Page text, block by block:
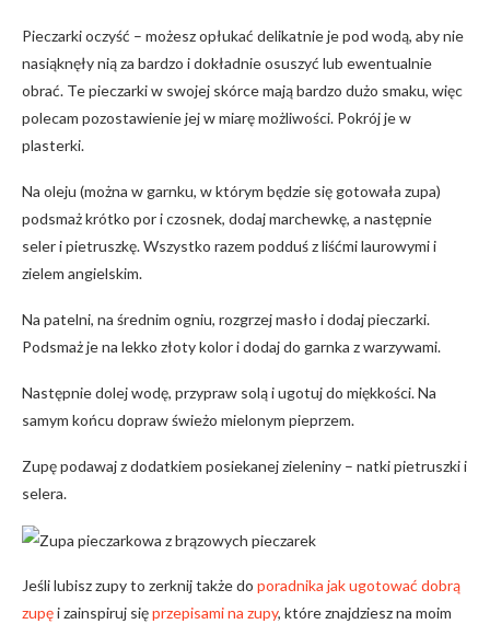
Pieczarki oczyść – możesz opłukać delikatnie je pod wodą, aby nie
nasiąknęły nią za bardzo i dokładnie osuszyć lub ewentualnie
obrać. Te pieczarki w swojej skórce mają bardzo dużo smaku, więc
polecam pozostawienie jej w miarę możliwości. Pokrój je w
plasterki.
Na oleju (można w garnku, w którym będzie się gotowała zupa)
podsmaż krótko por i czosnek, dodaj marchewkę, a następnie
seler i pietruszkę. Wszystko razem podduś z liśćmi laurowymi i
zielem angielskim.
Na patelni, na średnim ogniu, rozgrzej masło i dodaj pieczarki.
Podsmaż je na lekko złoty kolor i dodaj do garnka z warzywami.
Następnie dolej wodę, przypraw solą i ugotuj do miękkości. Na
samym końcu dopraw świeżo mielonym pieprzem.
Zupę podawaj z dodatkiem posiekanej zieleniny – natki pietruszki i
selera.
Jeśli lubisz zupy to zerknij także do poradnika jak ugotować dobrą
zupęi zainspiruj sięprzepisami na zupy, które znajdziesz na moim